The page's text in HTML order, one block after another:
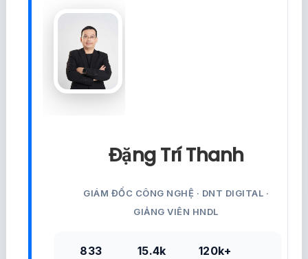
Đặng Trí Thanh
GIÁM ĐỐC CÔNG NGHỆ · DNT DIGITAL ·
GIẢNG VIÊN HNDL
833 15.4k 120k+